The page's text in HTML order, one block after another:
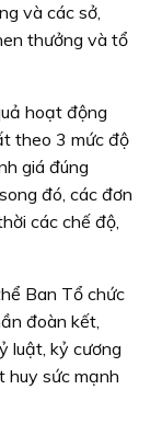
và các sở,
thưởng và tổ
hoạt động
theo 3 mức độ
giá đúng
đó, các đơn
các chế độ,
Ban Tổ chức
đoàn kết,
luật, kỷ cương
huy sức mạnh